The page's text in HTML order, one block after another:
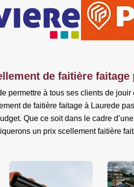
de faitière
permettre à tous ses clients de
de faitière faitage à Laurede
Que ce soit dans le cadre
un prix scellement faitière